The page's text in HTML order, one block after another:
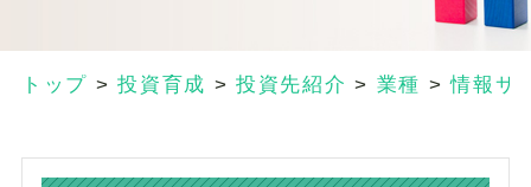
トップ >投資育成 >投資先紹介 > 業種 >情報サ